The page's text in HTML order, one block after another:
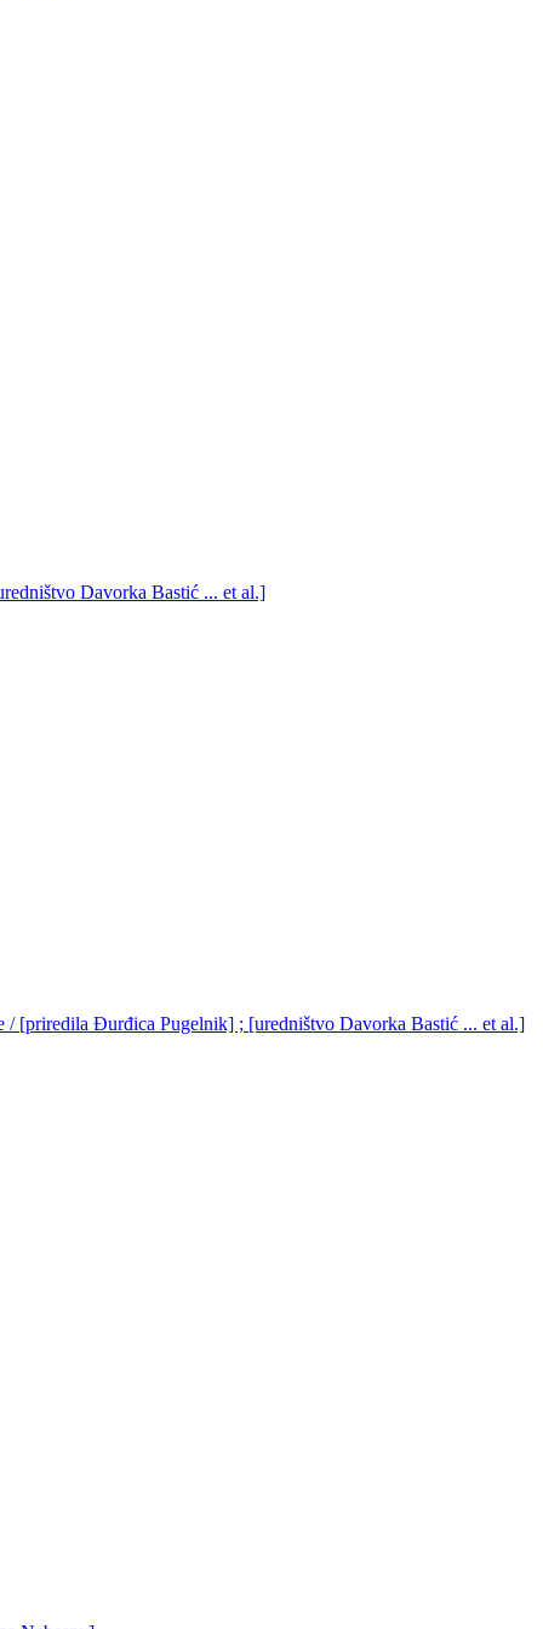
Davorka Bastić ... et al.]
/ [priredila Đurđica Pugelnik] ; [uredništvo Davorka Bastić ... et al.]